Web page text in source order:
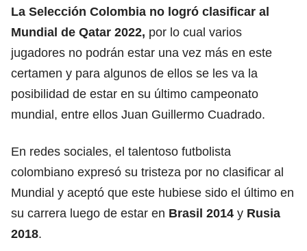
La Selección Colombia no logró clasificar al
Mundial de Qatar 2022, por lo cual varios
jugadores no podrán estar una vez más en este
certamen y para algunos de ellos se les va la
posibilidad de estar en su último campeonato
mundial, entre ellos Juan Guillermo Cuadrado.
En redes sociales, el talentoso futbolista
colombiano expresó su tristeza por no clasificar al
Mundial y aceptó que este hubiese sido el último en
su carrera luego de estar en Brasil 2014 y Rusia
2018.